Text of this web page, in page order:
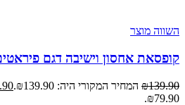
השווה מוצר
קופסאת אחסון וישיבה דגם
₪139.90 המחיר המקורי היה: ₪139.90.
₪79.90.